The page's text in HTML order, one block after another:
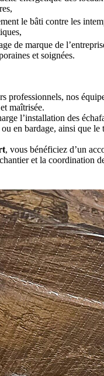
le bâti contre les
de marque de
et soignées.
professionnels, nos
maîtrisée.
l’installation des
en bardage, ainsi que le
, vous bénéficiez d’un
et la coordination